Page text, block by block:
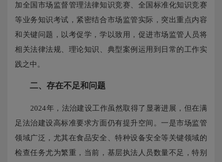
加全国市场监督管理法律知识竞赛、全国标准化知识竞赛
等业务知识考试，紧密结合市场监管实际，突出重点内容
和关键问题，以考促学，学以致用，促进市场监管人员将
相关法律法规、理论知识、典型案例运用到日常的工作实
践之中。
二、存在不足和问题
2024年，法治建设工作虽然取得了显著进展，但在满
足法治建设高标准要求方面仍有提升空间。一是市场监管
领域广泛，尤其在食品安全、特种设备安全等关键领域的
检查任务尤为繁重，当前，基层执法人员数量不足，特别